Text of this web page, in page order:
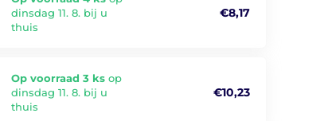
dinsdag 11. 8. bij u
thuis
€8,17
Op voorraad 3 ks op
dinsdag 11. 8. bij u
thuis
€10,23